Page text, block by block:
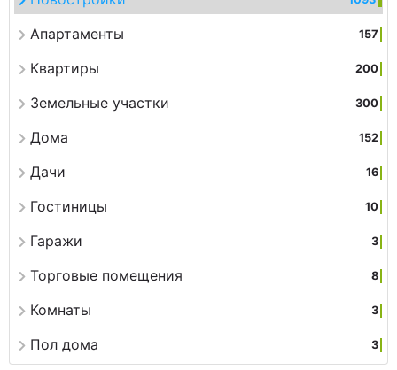
Апартаменты 157
Квартиры 200
Земельные участки 300
Дома 152
Дачи 16
Гостиницы 10
Гаражи 3
Торговые помещения 8
Комнаты 3
Пол дома 3